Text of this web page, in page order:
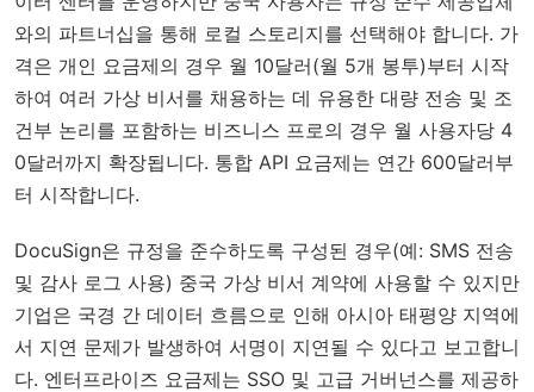
와의 파트너십을 통해 로컬 스토리지를 선택해야 합니다. 가
격은 개인 요금제의 경우 월 10달러(월 5개 봉투)부터 시작
하여 여러 가상 비서를 채용하는 데 유용한 대량 전송 및 조
건부 논리를 포함하는 비즈니스 프로의 경우 월 사용자당 4
0달러까지 확장됩니다. 통합 API 요금제는 연간 600달러부
터 시작합니다.
DocuSign은 규정을 준수하도록 구성된 경우(예: SMS 전송
및 감사 로그 사용) 중국 가상 비서 계약에 사용할 수 있지만
기업은 국경 간 데이터 흐름으로 인해 아시아 태평양 지역에
서 지연 문제가 발생하여 서명이 지연될 수 있다고 보고합니
다. 엔터프라이즈 요금제는 SSO 및 고급 거버넌스를 제공하